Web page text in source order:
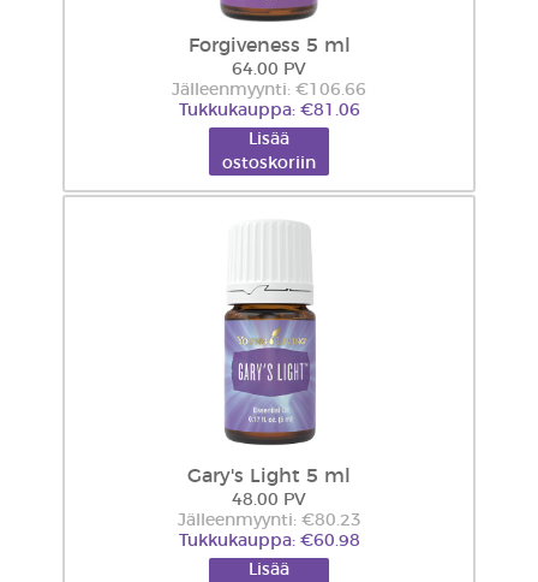
Forgiveness 5 ml
64.00 PV
Jälleenmyynti: €106.66
Tukkukauppa: €81.06
Lisää
ostoskoriin
Gary's Light 5 ml
48.00 PV
Jälleenmyynti: €80.23
Tukkukauppa: €60.98
Lisää